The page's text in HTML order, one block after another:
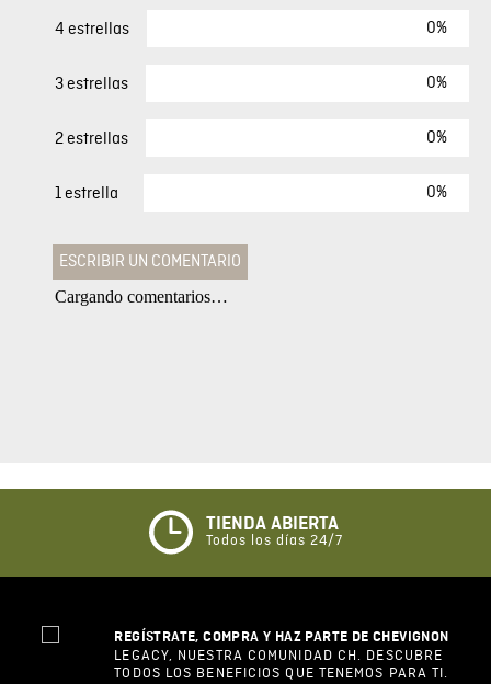
4 estrellas 0%
3 estrellas 0%
2 estrellas 0%
1 estrella 0%
ESCRIBIR UN COMENTARIO
Califique el producto de 1 a 5 estrellas
★☆ ☆
Su nombre
Correo electrónico
Cargando comentarios…
TIENDA ABIERTA
Todos los días 24/7
REGÍSTRATE, COMPRA Y HAZ PARTE DE CHEVIGNON
LEGACY, NUESTRA COMUNIDAD CH. DESCUBRE
TODOS LOS BENEFICIOS QUE TENEMOS PARA TI.